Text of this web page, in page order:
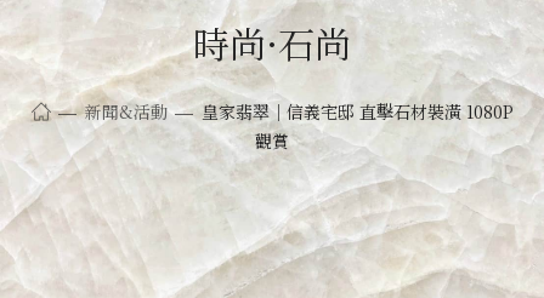
時尚·石尚
新聞&活動
皇家翡翠｜信義宅邸 直擊石材裝潢 1080P
觀賞